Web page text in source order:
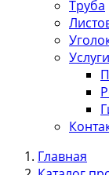
Труба
Услуги
Главная